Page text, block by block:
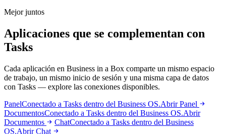
Mejor juntos
Aplicaciones que se complementan con
Tasks
Cada aplicación en Business in a Box comparte un mismo espacio
de trabajo, un mismo inicio de sesión y una misma capa de datos
con Tasks — explore las conexiones disponibles.
PanelConectado a Tasks dentro del Business OS.Abrir Panel
DocumentosConectado a Tasks dentro del Business OS.Abrir
Documentos
ChatConectado a Tasks dentro del Business
OS.Abrir Chat